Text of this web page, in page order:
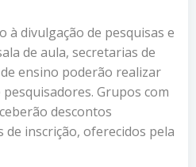
à divulgação de pesquisas e
de aula, secretarias de
ensino poderão realizar
Grupos com
descontos
inscrição, oferecidos pela